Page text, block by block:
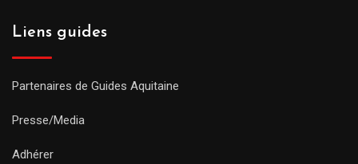
Liens guides
Partenaires de Guides Aquitaine
Presse/Media
Adhérer